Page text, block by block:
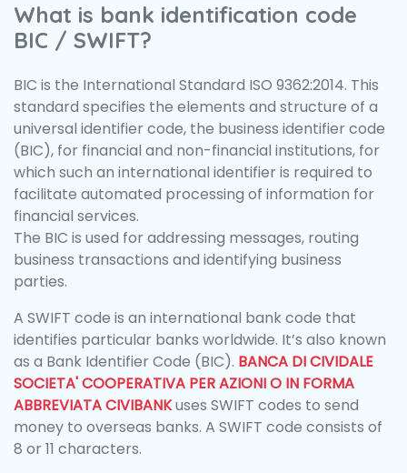
What is bank identification code
BIC / SWIFT?
BIC is the International Standard ISO 9362:2014. This
standard specifies the elements and structure of a
universal identifier code, the business identifier code
(BIC), for financial and non-financial institutions, for
which such an international identifier is required to
facilitate automated processing of information for
financial services.
The BIC is used for addressing messages, routing
business transactions and identifying business
parties.
A SWIFT code is an international bank code that
identifies particular banks worldwide. It’s also known
as a Bank Identifier Code (BIC). BANCA DI CIVIDALE
SOCIETA' COOPERATIVA PER AZIONI O IN FORMA
ABBREVIATA CIVIBANKuses SWIFT codes to send
money to overseas banks. A SWIFT code consists of
8 or 11 characters.